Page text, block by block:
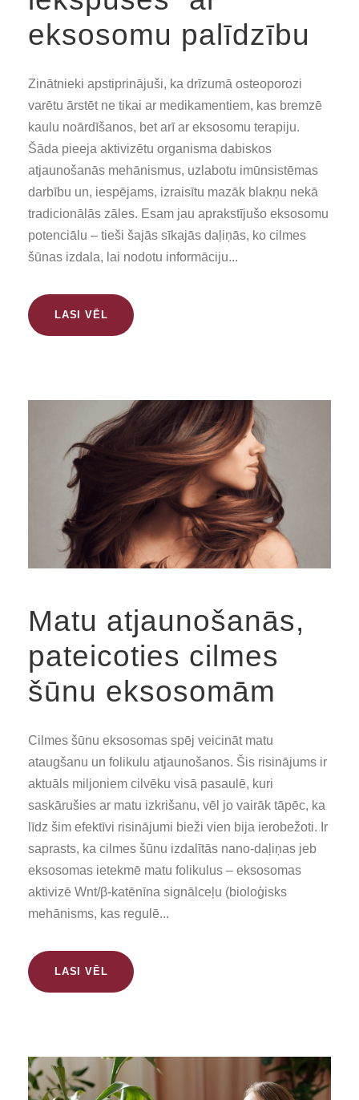
eksosomu palīdzību
Zinātnieki apstiprinājuši, ka drīzumā osteoporozi
varētu ārstēt ne tikai ar medikamentiem, kas bremzē
kaulu noārdīšanos, bet arī ar eksosomu terapiju.
Šāda pieeja aktivizētu organisma dabiskos
atjaunošanās mehānismus, uzlabotu imūnsistēmas
darbību un, iespējams, izraisītu mazāk blakņu nekā
tradicionālās zāles. Esam jau aprakstījušo eksosomu
potenciālu – tieši šajās sīkajās daļiņās, ko cilmes
šūnas izdala, lai nodotu informāciju...
LASI VĒL
Matu atjaunošanās,
pateicoties cilmes
šūnu eksosomām
Cilmes šūnu eksosomas spēj veicināt matu
ataugšanu un folikulu atjaunošanos. Šis risinājums ir
aktuāls miljoniem cilvēku visā pasaulē, kuri
saskārušies ar matu izkrišanu, vēl jo vairāk tāpēc, ka
līdz šim efektīvi risinājumi bieži vien bija ierobežoti. Ir
saprasts, ka cilmes šūnu izdalītās nano-daļiņas jeb
eksosomas ietekmē matu folikulus – eksosomas
aktivizē Wnt/β-katēnīna signālceļu (bioloģisks
mehānisms, kas regulē...
LASI VĒL